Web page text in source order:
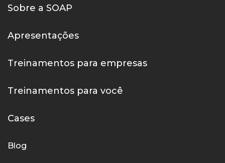
Sobre a SOAP
Apresentações
Treinamentos para empresas
Treinamentos para você
Cases
Blog